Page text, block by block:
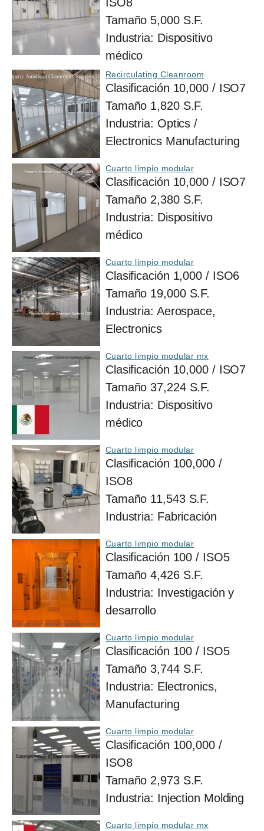
Tamaño 5,000 S.F.
Industria: Dispositivo
médico
Recirculating Cleanroom
Clasificación 10,000 / ISO7
Tamaño 1,820 S.F.
Industria: Optics /
Electronics Manufacturing
Cuarto limpio modular
Clasificación 10,000 / ISO7
Tamaño 2,380 S.F.
Industria: Dispositivo
médico
Cuarto limpio modular
Clasificación 1,000 / ISO6
Tamaño 19,000 S.F.
Industria: Aerospace,
Electronics
Cuarto limpio modular mx
Clasificación 10,000 / ISO7
Tamaño 37,224 S.F.
Industria: Dispositivo
médico
Cuarto limpio modular
Clasificación 100,000 /
ISO8
Tamaño 11,543 S.F.
Industria: Fabricación
Cuarto limpio modular
Clasificación 100 / ISO5
Tamaño 4,426 S.F.
Industria: Investigación y
desarrollo
Cuarto limpio modular
Clasificación 100 / ISO5
Tamaño 3,744 S.F.
Industria: Electronics,
Manufacturing
Cuarto limpio modular
Clasificación 100,000 /
ISO8
Tamaño 2,973 S.F.
Industria: Injection Molding
Cuarto limpio modular mx